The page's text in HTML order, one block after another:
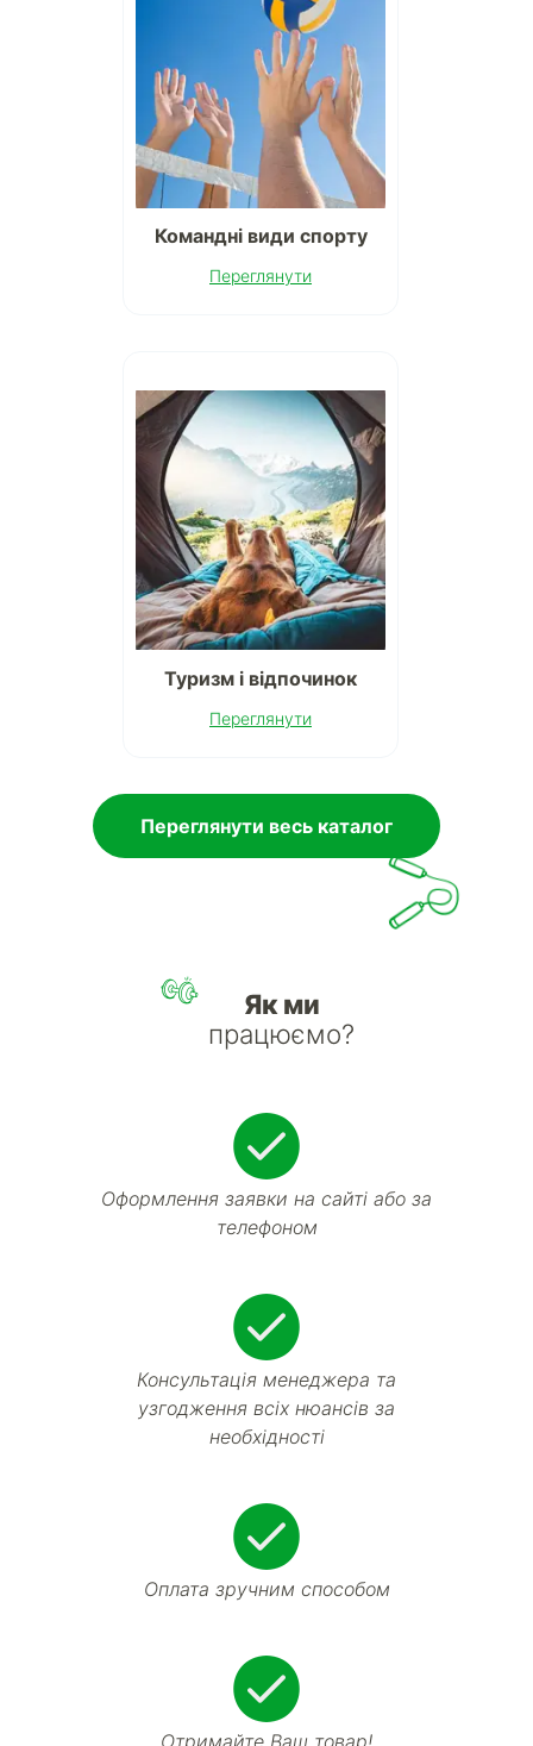
Командні види спорту
Переглянути
Туризм і відпочинок
Переглянути
Переглянути весь каталог
Як ми
працюємо?
Оформлення заявки на сайті або за
телефоном
Консультація менеджера та
узгодження всіх нюансів за
необхідності
Оплата зручним способом
Отримайте Ваш товар!